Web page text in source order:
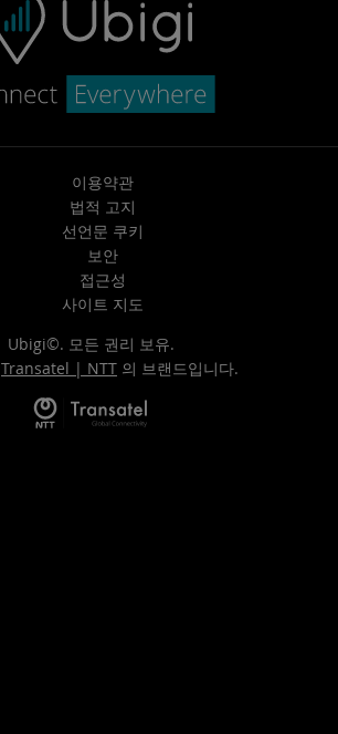
이용약관
법적 고지
선언문 쿠키
보안
접근성
사이트 지도
Ubigi©. 모든 권리 보유.
Transatel | NTT 의 브랜드입니다.